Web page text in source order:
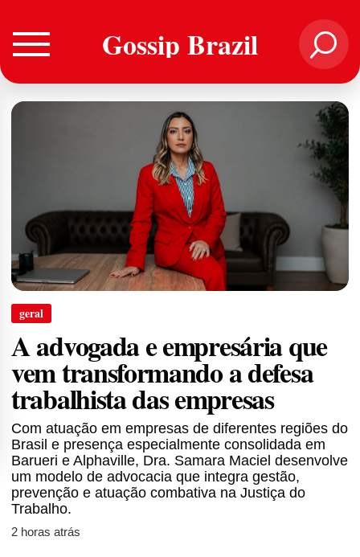
Gossip Brazil
geral
A advogada e empresária que
vem transformando a defesa
trabalhista das empresas
Com atuação em empresas de diferentes regiões do
Brasil e presença especialmente consolidada em
Barueri e Alphaville, Dra. Samara Maciel desenvolve
um modelo de advocacia que integra gestão,
prevenção e atuação combativa na Justiça do
Trabalho.
2 horas atrás